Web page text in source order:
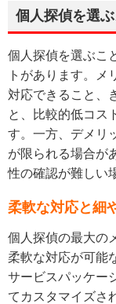
個人探偵を選
個人探偵を選ぶこ
トがあります。メ
対応できること、
と、比較的低コス
す。一方、デメリ
が限られる場合が
性の確認が難しい
柔軟な対応と細
個人探偵の最大の
柔軟な対応が可能
サービスパッケー
てカスタマイズさ